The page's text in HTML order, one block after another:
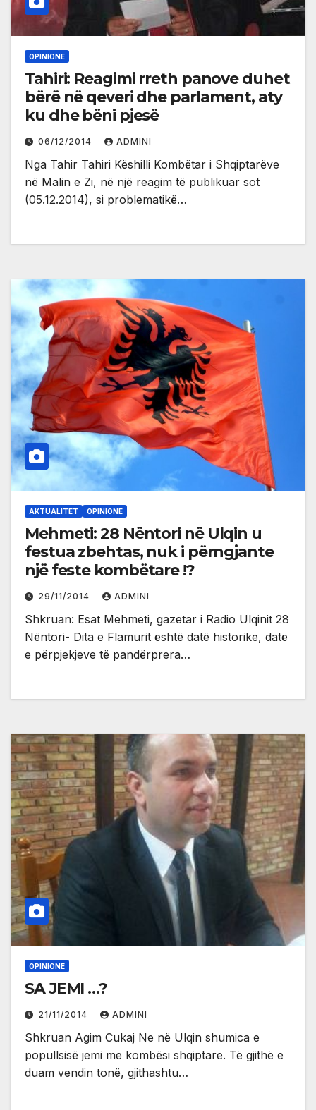
OPINIONE
Tahiri: Reagimi rreth panove duhet
bërë në qeveri dhe parlament, aty
ku dhe bëni pjesë
06/12/2014 ADMINI
Nga Tahir Tahiri Këshilli Kombëtar i Shqiptarëve
në Malin e Zi, në një reagim të publikuar sot
(05.12.2014), si problematikë…
AKTUALITET OPINIONE
Mehmeti: 28 Nëntori në Ulqin u
festua zbehtas, nuk i përngjante
një feste kombëtare !?
29/11/2014 ADMINI
Shkruan: Esat Mehmeti, gazetar i Radio Ulqinit 28
Nëntori- Dita e Flamurit është datë historike, datë
e përpjekjeve të pandërprera…
OPINIONE
SA JEMI …?
21/11/2014 ADMINI
Shkruan Agim Cukaj Ne në Ulqin shumica e
popullsisë jemi me kombësi shqiptare. Të gjithë e
duam vendin tonë, gjithashtu…